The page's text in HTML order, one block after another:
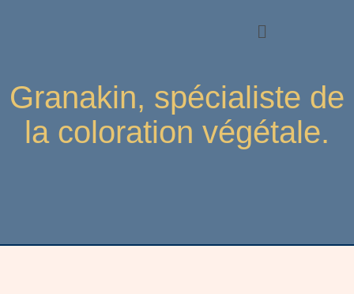
Granakin, spécialiste de
la coloration végétale.